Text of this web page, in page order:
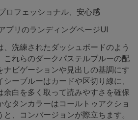
ロフェッショナル、安心感
プリのランディングページUI
洗練されたダッシュボードのよう
これらのダークパステルブルーの配
ナビゲーションや見出しの基調にす
ーブルーはカードや区切り線に、
余白を多く取って読みやすさを確保
なタンカラーはコールトゥアクショ
、コンバージョンが際立ちます。